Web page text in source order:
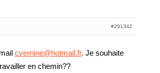
#291342
cvernine@hotmail.fr. Je souhaite
en chemin??